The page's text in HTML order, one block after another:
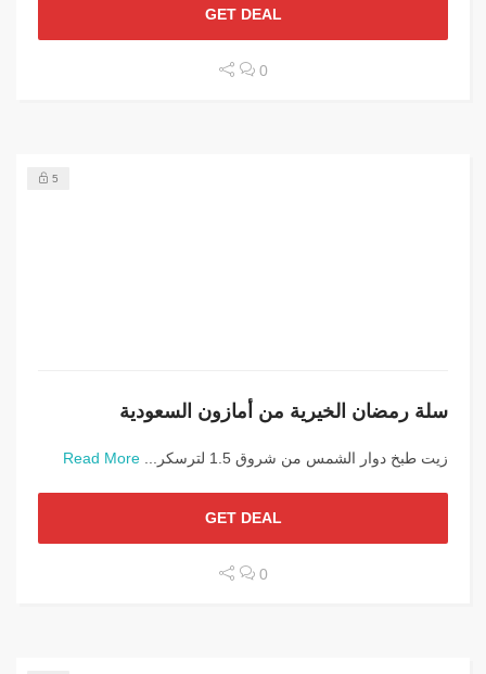
GET DEAL
0
5
سلة رمضان الخيرية من أمازون السعودية
زيت طبخ دوار الشمس من شروق 1.5 لترسكر... Read More
GET DEAL
0